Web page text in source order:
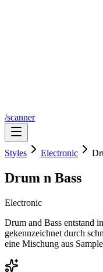
/scanner
Styles Electronic
Drum n Bass
Electronic
Drum and Bass entstand
gekennzeichnet durch
eine Mischung aus